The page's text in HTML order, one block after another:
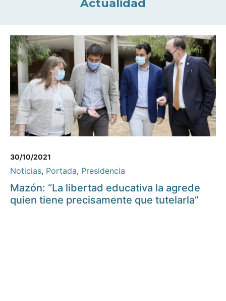
Actualidad
30/10/2021
Noticias, Portada, Presidencia
Mazón: “La libertad educativa la agrede
quien tiene precisamente que tutelarla”